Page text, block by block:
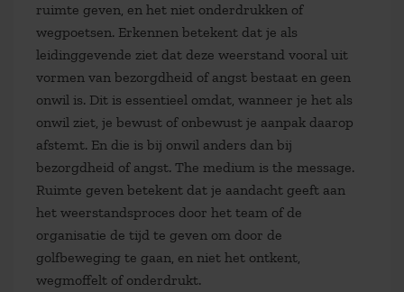
ruimte geven, en het niet onderdrukken of
wegpoetsen. Erkennen betekent dat je als
leidinggevende ziet dat deze weerstand vooral uit
vormen van bezorgdheid of angst bestaat en geen
onwil is. Dit is essentieel omdat, wanneer je het als
onwil ziet, je bewust of onbewust je aanpak daarop
afstemt. En die is bij onwil anders dan bij
bezorgdheid of angst. The medium is the message.
Ruimte geven betekent dat je aandacht geeft aan
het weerstandsproces door het team of de
organisatie de tijd te geven om door de
golfbeweging te gaan, en niet het ontkent,
wegmoffelt of onderdrukt.